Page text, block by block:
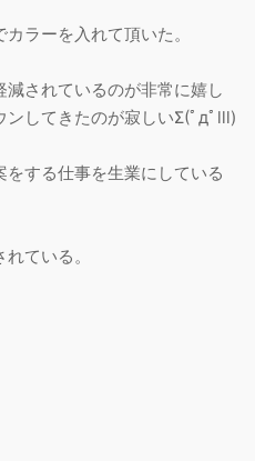
ラーを入れて頂いた。
されているのが非常に嬉し
ンしてきたのが寂しいΣ(ﾟдﾟlll)
する仕事を生業にしている
ている。